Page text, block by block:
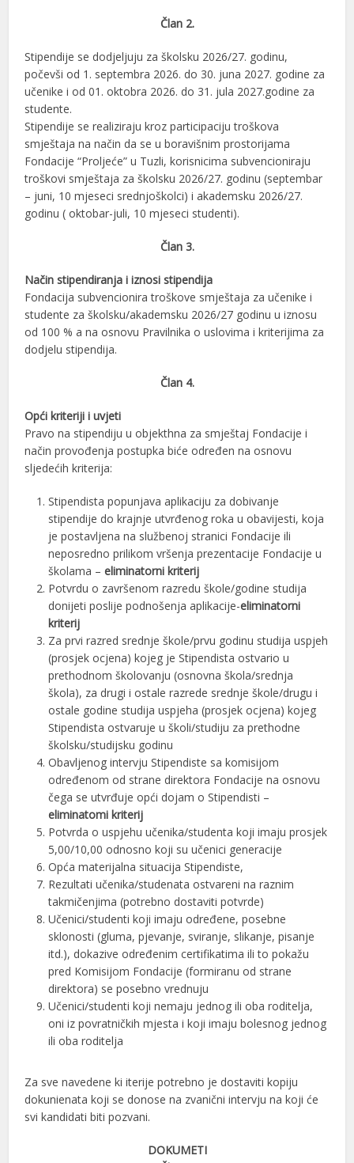
Član 2.
Stipendije se dodjeljuju za školsku 2026/27. godinu,
počevši od 1. septembra 2026. do 30. juna 2027. godine za
učenike i od 01. oktobra 2026. do 31. jula 2027.godine za
studente.
Stipendije se realiziraju kroz participaciju troškova
smještaja na način da se u boravišnim prostorijama
Fondacije “Proljeće” u Tuzli, korisnicima subvencioniraju
troškovi smještaja za školsku 2026/27. godinu (septembar
– juni, 10 mjeseci srednjoškolci) i akademsku 2026/27.
godinu ( oktobar-juli, 10 mjeseci studenti).
Član 3.
Način stipendiranja i iznosi stipendija
Fondacija subvencionira troškove smještaja za učenike i
studente za školsku/akademsku 2026/27 godinu u iznosu
od 100 % a na osnovu Pravilnika o uslovima i kriterijima za
dodjelu stipendija.
Član 4.
Opći kriteriji i uvjeti
Pravo na stipendiju u objekthna za smještaj Fondacije i
način provođenja postupka biće određen na osnovu
sljedećih kriterija:
Stipendista popunjava aplikaciju za dobivanje
stipendije do krajnje utvrđenog roka u obavijesti, koja
je postavljena na službenoj stranici Fondacije ili
neposredno prilikom vršenja prezentacije Fondacije u
školama –eliminatorni kriterij
Potvrdu o završenom razredu škole/godine studija
donijeti poslije podnošenja aplikacije-eliminatorni
kriterij
Za prvi razred srednje škole/prvu godinu studija uspjeh
(prosjek ocjena) kojeg je Stipendista ostvario u
prethodnom školovanju (osnovna škola/srednja
škola), za drugi i ostale razrede srednje škole/drugu i
ostale godine studija uspjeha (prosjek ocjena) kojeg
Stipendista ostvaruje u školi/studiju za prethodne
školsku/studijsku godinu
Obavljenog intervju Stipendiste sa komisijom
određenom od strane direktora Fondacije na osnovu
čega se utvrđuje opći dojam o Stipendisti –
eliminatomi kriterij
Potvrda o uspjehu učenika/studenta koji imaju prosjek
5,00/10,00 odnosno koji su učenici generacije
Opća materijalna situacija Stipendiste,
Rezultati učenika/studenata ostvareni na raznim
takmičenjima (potrebno dostaviti potvrde)
Učenici/studenti koji imaju određene, posebne
sklonosti (gluma, pjevanje, sviranje, slikanje, pisanje
itd.), dokazive određenim certifikatima ili to pokažu
pred Komisijom Fondacije (formiranu od strane
direktora) se posebno vrednuju
Učenici/studenti koji nemaju jednog ili oba roditelja,
oni iz povratničkih mjesta i koji imaju bolesnog jednog
ili oba roditelja
Za sve navedene ki iterije potrebno je dostaviti kopiju
dokunienata koji se donose na zvanični intervju na koji će
svi kandidati biti pozvani.
DOKUMETI